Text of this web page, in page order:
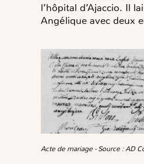
l’hôpital d’Ajaccio. Il
Angélique avec deux
Acte de mariage - Source : AD